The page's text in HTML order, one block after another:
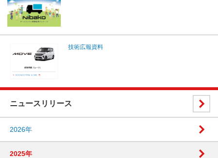
技術広報資料
ニュースリリース
2026年
2025年